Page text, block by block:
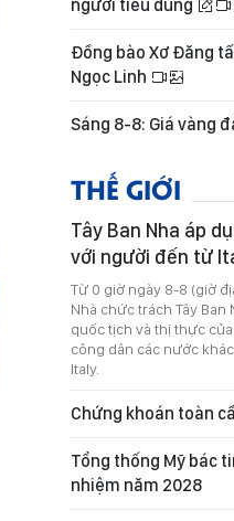
người tiêu dùng
Đồng bào Xơ Đăng
Ngọc Linh
Sáng 8-8: Giá vàng
THẾ GIỚI
Tây Ban Nha áp
với người đến từ
Từ 0 giờ ngày 8-8 (giờ
Nhà chức trách Tây Ban
quốc tịch và thị thực
công dân các nước
Italy.
Chứng khoán toàn
Tổng thống Mỹ bác
nhiệm năm 2028